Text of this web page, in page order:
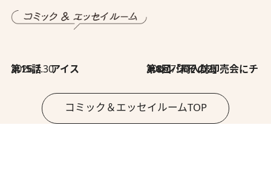
2026.7.30
第15話 アイス 2026.7.30
第8回「同人誌即売会にチャレンジ その2」
コミック＆エッセイルームTOP